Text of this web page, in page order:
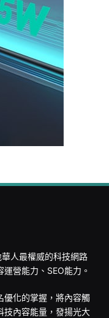
人最權威的科技網路
營能力、SEO能力。
優化的掌握，將內容觸
技內容能量，發揚光大